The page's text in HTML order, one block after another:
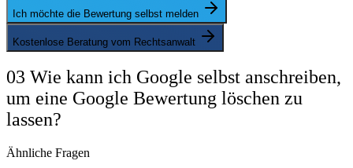
Ich möchte die Bewertung selbst melden
Kostenlose Beratung vom Rechtsanwalt
03 Wie kann ich Google selbst anschreiben,
um eine Google Bewertung löschen zu
lassen?
Ähnliche Fragen